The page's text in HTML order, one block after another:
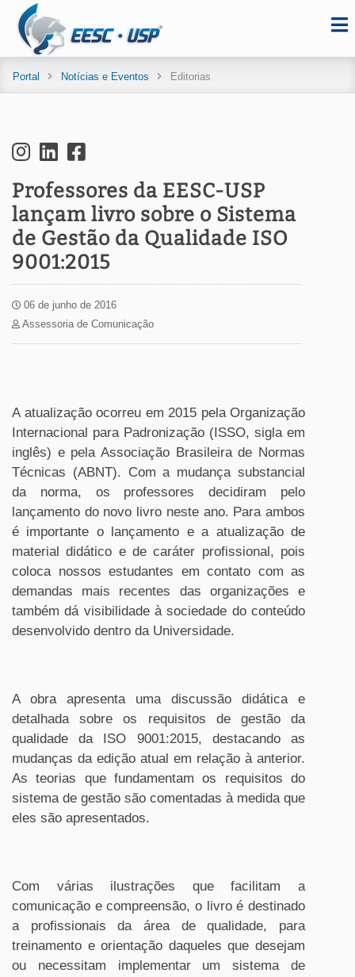
Portal Notícias e Eventos Editorias
Professores da EESC-USP
lançam livro sobre o Sistema
de Gestão da Qualidade ISO
9001:2015
06 de junho de 2016
Assessoria de Comunicação
A atualização ocorreu em 2015 pela Organização
Internacional para Padronização (ISSO, sigla em
inglês) e pela Associação Brasileira de Normas
Técnicas (ABNT). Com a mudança substancial
da norma, os professores decidiram pelo
lançamento do novo livro neste ano. Para ambos
é importante o lançamento e a atualização de
material didático e de caráter profissional, pois
coloca nossos estudantes em contato com as
demandas mais recentes das organizações e
também dá visibilidade à sociedade do conteúdo
desenvolvido dentro da Universidade.
A obra apresenta uma discussão didática e
detalhada sobre os requisitos de gestão da
qualidade da ISO 9001:2015, destacando as
mudanças da edição atual em relação à anterior.
As teorias que fundamentam os requisitos do
sistema de gestão são comentadas à medida que
eles são apresentados.
Com várias ilustrações que facilitam a
comunicação e compreensão, o livro é destinado
a profissionais da área de qualidade, para
treinamento e orientação daqueles que desejam
ou necessitam implementar um sistema de